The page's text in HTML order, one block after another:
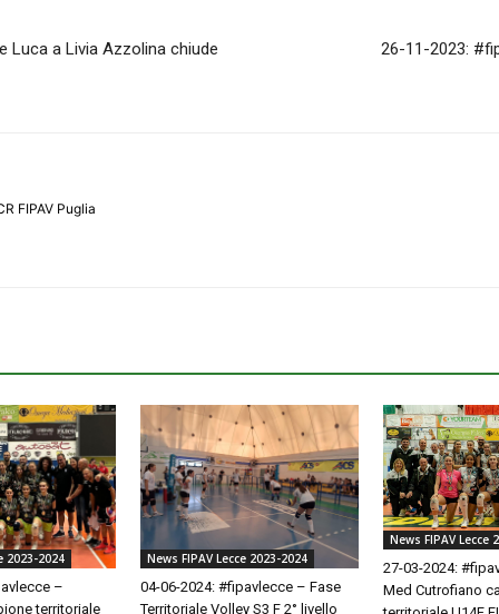
Luca a Livia Azzolina chiude 26-11-2023:
FIPAV Puglia
2023-2024
–
territoriale
News FIPAV Lecce 2023-2024
04-06-2024: #fipavlecce – Fase
Territoriale Volley S3 F 2° livello
News FIPAV Lecce
27-03-2024:
Med Cutrofiano